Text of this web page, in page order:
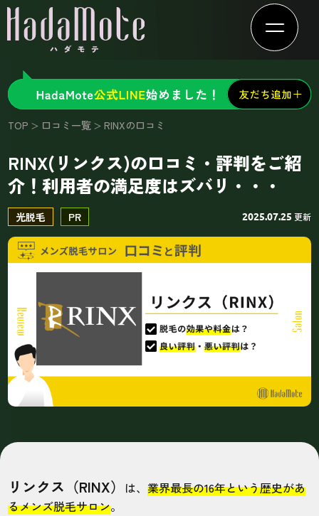
TOP 口コミ一覧 RINXの口コミ
RINX(リンクス)の口コミ・評判をご紹
介！利用者の満足度はズバリ・・・
光脱毛 PR 2025.07.25 更新
リンクス（RINX） は、業界最長の16年という歴史があ
るメンズ脱毛サロン。